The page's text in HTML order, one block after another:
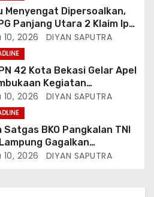
Menyengat Dipersoalkan,
Panjang Utara 2 Klaim Ipal
Warga: Jangan Buang
Ke Drainase Kami
10, 2026 DIYAN SAPUTRA
42 Kota Bekasi Gelar Apel
Kegiatan
10, 2026 DIYAN SAPUTRA
Satgas BKO Pangkalan TNI
Gagalkan
Ribuan Liter
10, 2026 DIYAN SAPUTRA